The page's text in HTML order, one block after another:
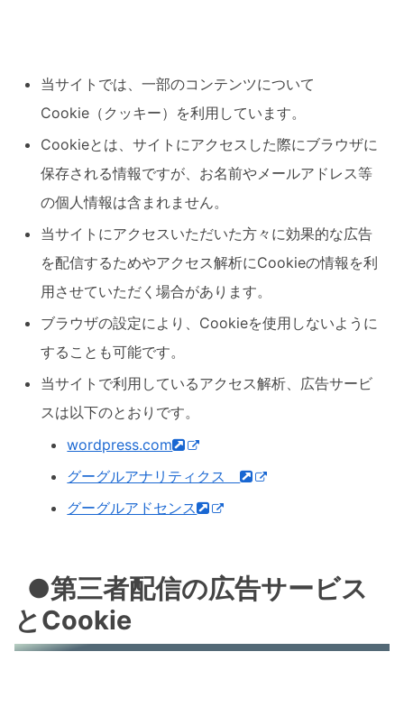
当サイトでは、一部のコンテンツについて
Cookie（クッキー）を利用しています。
Cookieとは、サイトにアクセスした際にブラウザに
保存される情報ですが、お名前やメールアドレス等
の個人情報は含まれません。
当サイトにアクセスいただいた方々に効果的な広告
を配信するためやアクセス解析にCookieの情報を利
用させていただく場合があります。
ブラウザの設定により、Cookieを使用しないように
することも可能です。
当サイトで利用しているアクセス解析、広告サービ
スは以下のとおりです。
wordpress.com
グーグルアナリティクス
グーグルアドセンス
●第三者配信の広告サービス
とCookie